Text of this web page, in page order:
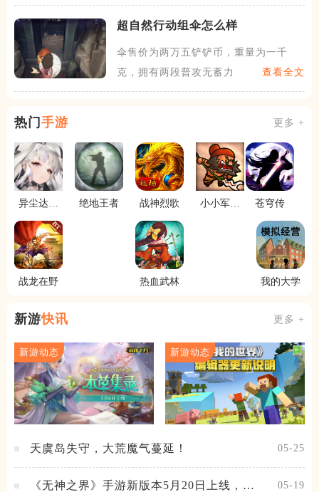
超自然行动组伞怎么样
伞售价为两万五铲铲币，重量为一千
克，拥有两段普攻无蓄力，但有查看全文
热门 手游 更多 +
异尘达米
绝地王者 战神烈歌
小小军团
苍穹传
战龙在野 热血武林 我的大学
新游快讯 更多 +
新游动态 新游动态
天虞岛失守，大荒魔气蔓延！ 05-25
《无神之界》手游新版本5月20日上线，女
05-19